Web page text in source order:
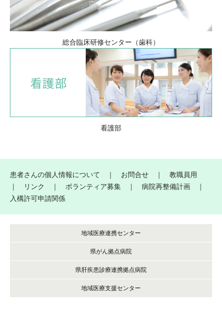
総合臨床研修センター（歯科）
看護部
患者さんの個人情報について ｜ お問合せ ｜ 教職員用
｜
リンク ｜ ボランティア募集 ｜ 病院再整備計画 ｜
入構許可申請関係
地域医療連携センター
県がん拠点病院
県肝疾患診療連携拠点病院
地域医療支援センター